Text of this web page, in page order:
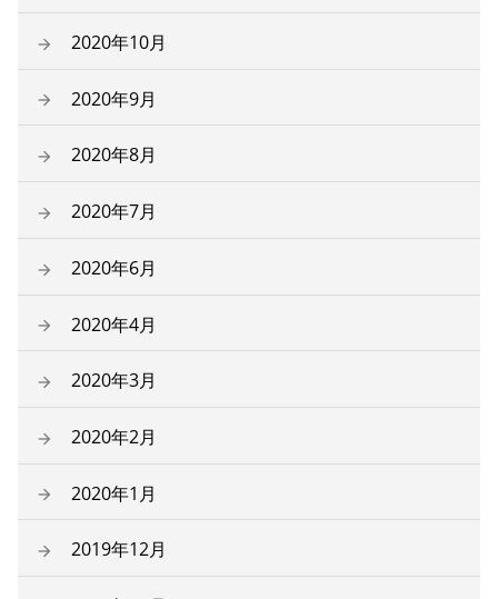
2020年10月
2020年9月
2020年8月
2020年7月
2020年6月
2020年4月
2020年3月
2020年2月
2020年1月
2019年12月